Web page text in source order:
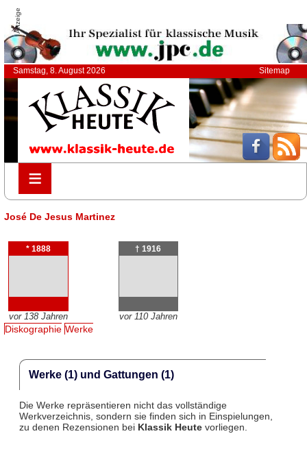
Anzeige
Samstag, 8. August 2026 Sitemap
≡
≡
José De Jesus Martinez
* 1888
vor 138 Jahren
† 1916
vor 110 Jahren
Diskographie Werke
Werke (1) und Gattungen (1)
Die Werke repräsentieren nicht das vollständige
Werkverzeichnis, sondern sie finden sich in Einspielungen,
zu denen Rezensionen bei Klassik Heutevorliegen.